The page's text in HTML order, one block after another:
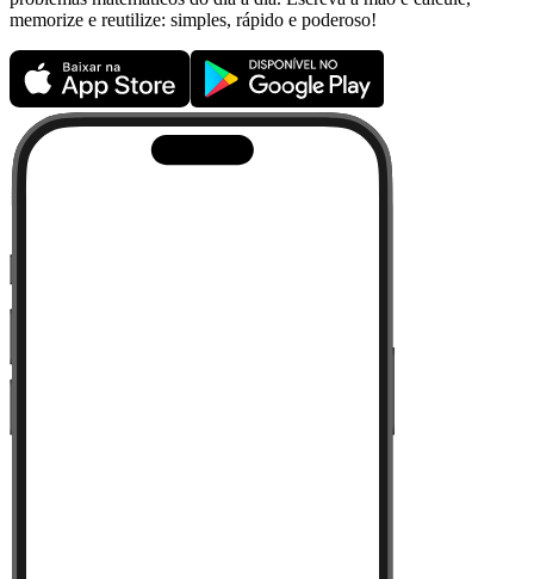
memorize e reutilize: simples, rápido e poderoso!